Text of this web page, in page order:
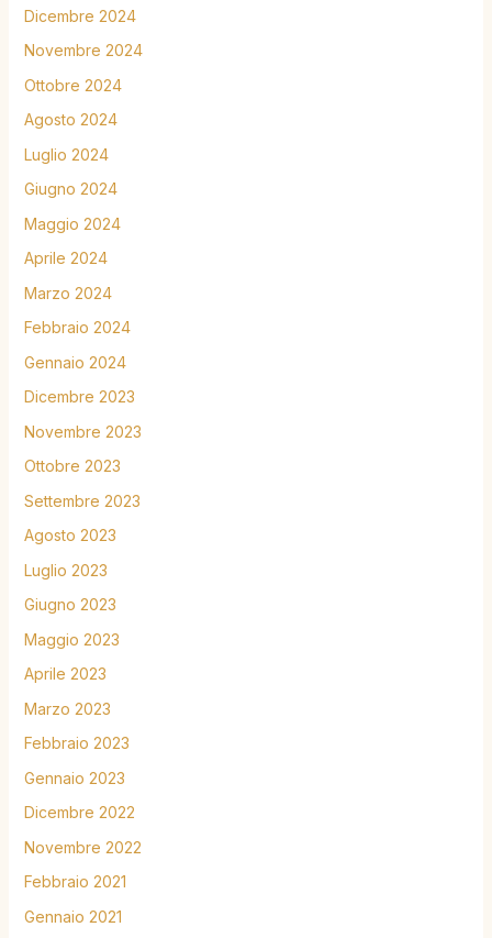
Dicembre 2024
Novembre 2024
Ottobre 2024
Agosto 2024
Luglio 2024
Giugno 2024
Maggio 2024
Aprile 2024
Marzo 2024
Febbraio 2024
Gennaio 2024
Dicembre 2023
Novembre 2023
Ottobre 2023
Settembre 2023
Agosto 2023
Luglio 2023
Giugno 2023
Maggio 2023
Aprile 2023
Marzo 2023
Febbraio 2023
Gennaio 2023
Dicembre 2022
Novembre 2022
Febbraio 2021
Gennaio 2021